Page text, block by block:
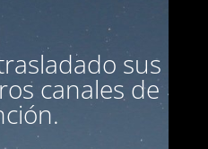
sus
canales de